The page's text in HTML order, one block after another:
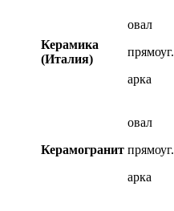
Керамика
(Италия)
овал
прямоуг.
арка
Керамогранит
овал
прямоуг.
арка